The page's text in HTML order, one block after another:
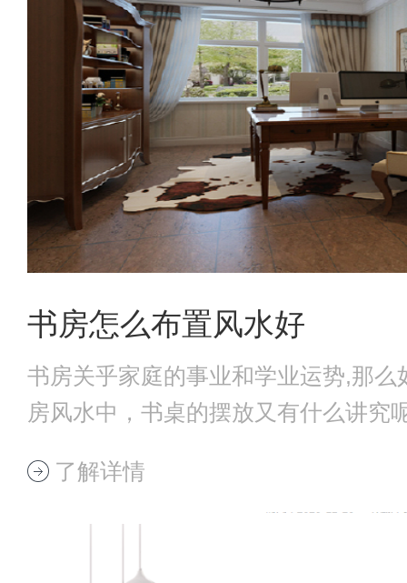
书房怎么布置风水好
书房关乎家庭的事业和学业运势,那
房风水中，书桌的摆放又有什么讲究
了解详情